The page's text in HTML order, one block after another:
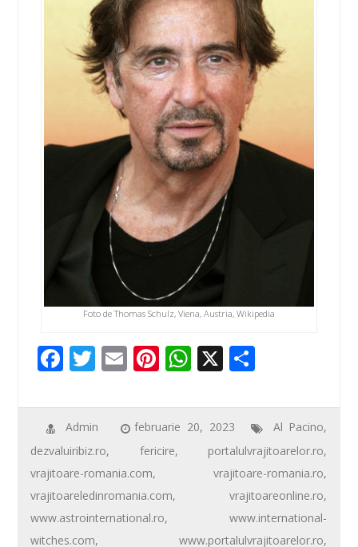
Foto de Thomas Schulz, Viena, Austria, Wikipedia
F
e
b
o
o
k
T
tt
er
E
ail
Pi
er
e
st
W
at
s
X
ta
je
az
ă
Admin februarie 20, 2023 Al Pacino,
dezvaluiribiz.ro, fericire, portalulvrajitoarelor.ro,
vrajitoare-romania.com,vrajitoare-romania.ro,
vrajitoareledinromania.com,vrajitoareonline.ro,
www.astrointernational.ro,www.international-
witches.com,www.portalulvrajitoarelor.ro,